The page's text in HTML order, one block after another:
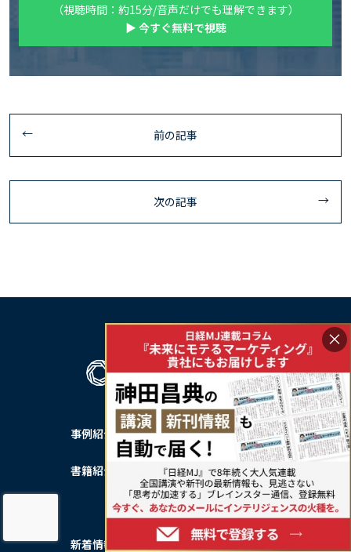
（視聴時間：約15分/音声だけでも理解できます）
▶ 今すぐ無料で視聴
前の記事
次の記事
×
事例紹介
書籍紹介
私たちについて
── 会社概要
── 会社沿革
新着情報 サービス利用規約